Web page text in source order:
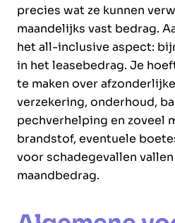
precies wat ze kunnen
maandelijks vast bedrag.
het all-inclusive aspect:
in het leasebedrag. Je
te maken over
verzekering, onderhoud,
pechverhelping en zoveel
brandstof, eventuele
voor schadegevallen
maandbedrag.